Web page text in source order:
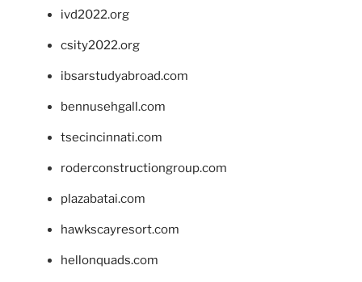
ivd2022.org
csity2022.org
ibsarstudyabroad.com
bennusehgall.com
tsecincinnati.com
roderconstructiongroup.com
plazabatai.com
hawkscayresort.com
hellonquads.com